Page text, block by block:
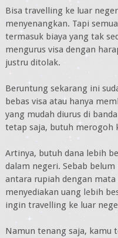
Bisa travelling ke luar
menyenangkan. Tapi
termasuk biaya yang tak
mengurus visa dengan
justru ditolak.
Beruntung sekarang ini
bebas visa atau hanya
yang mudah diurus di
tetap saja, butuh merogoh
Artinya, butuh dana lebih
dalam negeri. Sebab
antara rupiah dengan mata
menyediakan uang lebih
ingin travelling ke luar
Namun tenang saja, kamu